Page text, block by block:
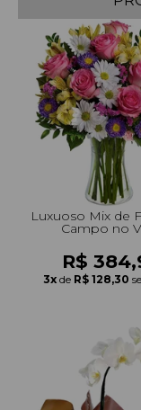
+Presentes
+Presentes
+Presentes
+Presentes
+Tipo de
+Tipos de
+Tipos de
+Tipos de
+Por Cores
+Cidades do
+Cidades do
+Cidades do
+Cidades do
Luxuoso Mix de
Campo no
R$
3x de R$ 128,30